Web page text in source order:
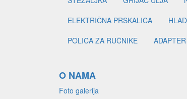
ELEKTRIČNA PRSKALICA
POLICA ZA RUČNIKE
O NAMA
Foto galerija